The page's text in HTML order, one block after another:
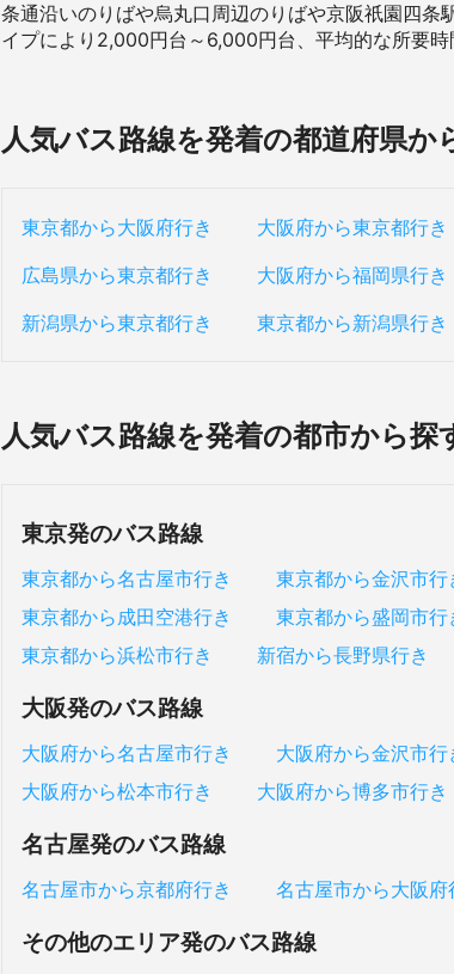
条通沿いのりばや烏丸口周辺のりばや京阪祇園四
イプにより2,000円台～6,000円台、平均的な所要
人気バス路線を発着の都道府県か
東京都から大阪府行き 大阪府から東京都行き
広島県から東京都行き
大阪府から福岡県行き
新潟県から東京都行き
東京都から新潟県行き
人気バス路線を発着の都市から探
東京発のバス路線
東京都から名古屋市行き 東京都から金沢市行
東京都から成田空港行き
東京都から盛岡市行
東京都から浜松市行き
新宿から長野県行き
大阪発のバス路線
大阪府から名古屋市行き 大阪府から金沢市行
大阪府から松本市行き
大阪府から博多市行き
名古屋発のバス路線
名古屋市から京都府行き 名古屋市から大阪府
その他のエリア発のバス路線